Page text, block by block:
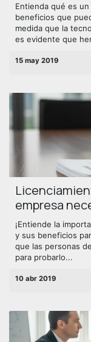
Entienda qué es
beneficios que
medida que la
es evidente que
15 may 2019
empresa
¡Entiende la
y sus beneficios
que las personas
para probarlo...
10 abr 2019